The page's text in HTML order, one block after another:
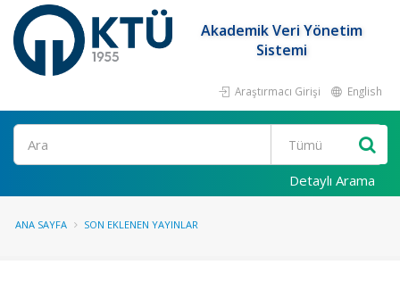
Akademik Veri Yönetim
Sistemi
Araştırmacı Girişi English
Ara
Detaylı Arama
ANA SAYFA SON EKLENEN YAYINLAR